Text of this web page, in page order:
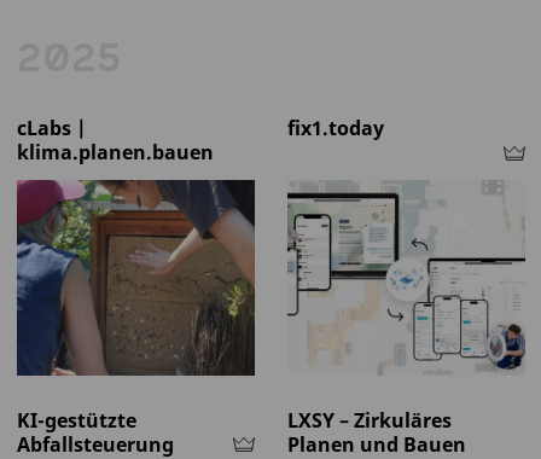
cLabs |
klima.planen.bauen
fix1.today
KI-gestützte
Abfallsteuerung
LXSY – Zirkuläres
Planen und Bauen